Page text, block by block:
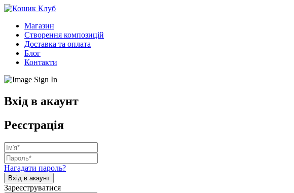
Магазин
Створення композицій
Доставка та оплата
Блог
Контакти
Вхід в акаунт
Реєстрація
Нагадати пароль?
Зареєструватися